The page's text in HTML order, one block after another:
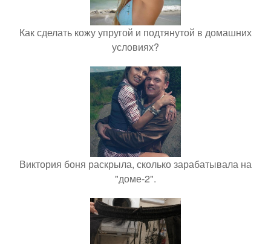
Как сделать кожу упругой и подтянутой в домашних
условиях?
Виктория боня раскрыла, сколько зарабатывала на
"доме-2".